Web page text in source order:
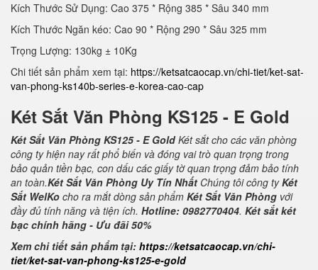
Kích Thước Sử Dụng: Cao 375 * Rộng 385 * Sâu 340 mm
Kích Thước Ngăn kéo: Cao 90 * Rộng 290 * Sâu 325 mm
Trọng Lượng: 130kg ± 10Kg
Chi tiết sản phẩm xem tại: https://ketsatcaocap.vn/chi-tiet/ket-sat-
van-phong-ks140b-series-e-korea-cao-cap
Két Sắt Văn Phòng KS125 - E Gold
Két Sắt Văn Phòng KS125 - E GoldKét sắt cho các văn phòng
công ty hiện nay rất phổ biến và đóng vai trò quan trọng trong
bảo quản tiền bạc, con dấu các giấy tờ quan trọng đảm bảo tính
an toàn.Két Sắt Văn Phòng Uy Tín Nhất Chúng tôi công tyKét
Sắt WelKo cho ra mắt dòng sản phẩm Két Sắt Văn Phòng với
đầy đủ tính năng và tiện ích. Hotline: 0982770404. Két sắt két
bạc chính hãng - Ưu đãi 50%
Xem chi tiết sản phẩm tại: https://ketsatcaocap.vn/chi-
tiet/ket-sat-van-phong-ks125-e-gold